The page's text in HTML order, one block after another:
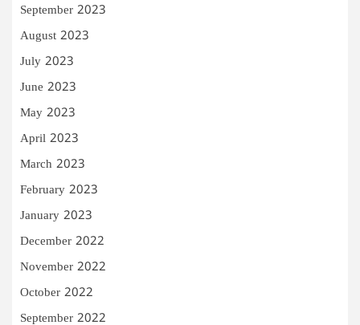
September 2023
August 2023
July 2023
June 2023
May 2023
April 2023
March 2023
February 2023
January 2023
December 2022
November 2022
October 2022
September 2022